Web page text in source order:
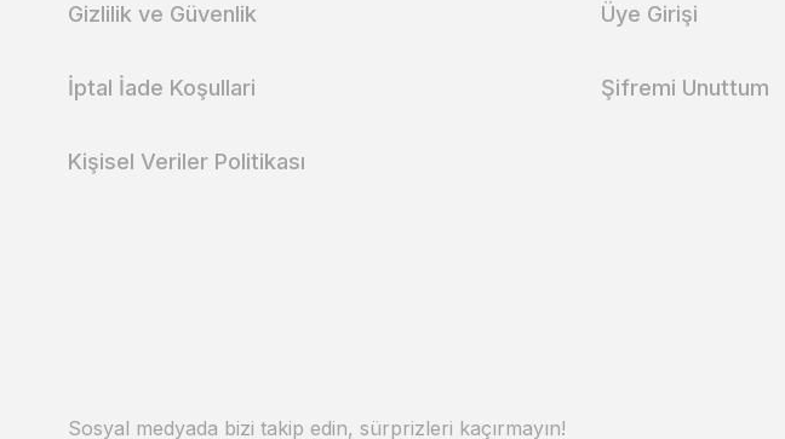
Gizlilik ve Güvenlik
İptal İade Koşullari
Kişisel Veriler Politikası
Üye Girişi
Şifremi Unuttum
Sosyal medyada bizi takip edin, sürprizleri kaçırmayın!